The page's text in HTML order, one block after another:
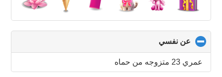
عن نفسي
to
collapse
contents
عمري 23 متزوجه من حماه